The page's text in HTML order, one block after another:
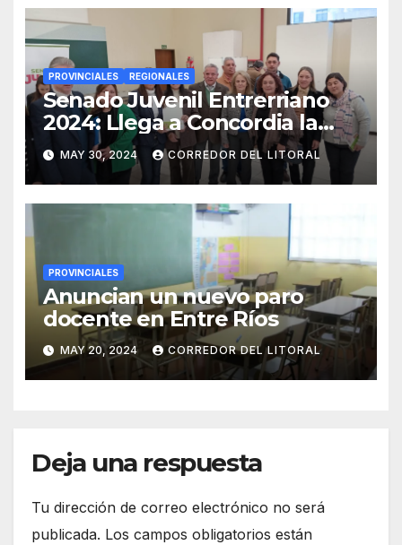
PROVINCIALES REGIONALES
Senado Juvenil Entrerriano
2024: Llega a Concordia la
convocatoria para que los
jóvenes sean protagonistas
MAY 30, 2024 CORREDOR DEL LITORAL
PROVINCIALES
Anuncian un nuevo paro
docente en Entre Ríos
MAY 20, 2024 CORREDOR DEL LITORAL
Deja una respuesta
Tu dirección de correo electrónico no será
publicada. Los campos obligatorios están